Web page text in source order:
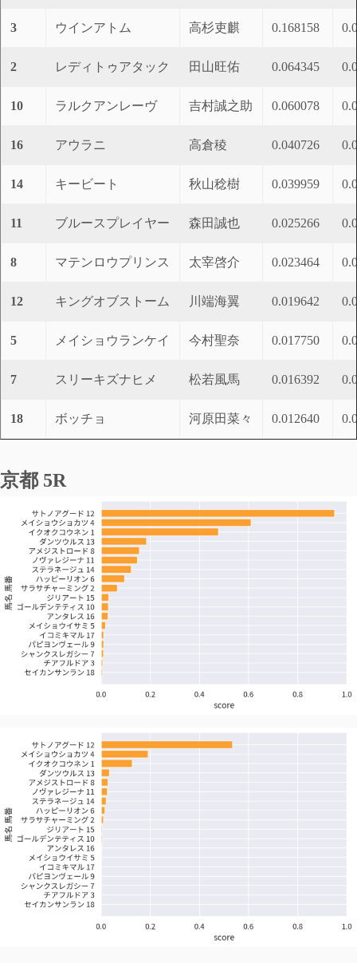
3 ウインアトム 高杉吏麒 0.168158
2 レディトゥアタック 田山旺佑 0.064345
10 ラルクアンレーヴ 吉村誠之助 0.060078
16 アウラニ 高倉稜 0.040726
14 キービート 秋山稔樹 0.039959
11 ブルースプレイヤー 森田誠也 0.025266
8 マテンロウプリンス 太宰啓介 0.023464
12 キングオブストーム 川端海翼 0.019642
5 メイショウランケイ 今村聖奈 0.017750
7 スリーキズナヒメ 松若風馬 0.016392
18 ボッチョ 河原田菜々 0.012640
京都 5R